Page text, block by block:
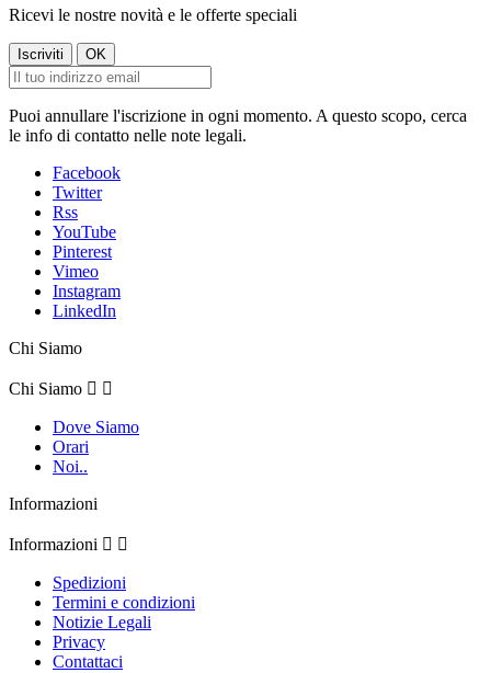
Ricevi le nostre novità e le offerte speciali
Puoi annullare l'iscrizione in ogni momento. A questo scopo, cerca
le info di contatto nelle note legali.
Facebook
Twitter
Rss
YouTube
Pinterest
Vimeo
Instagram
LinkedIn
Chi Siamo
Chi Siamo  
Dove Siamo
Orari
Noi..
Informazioni
Informazioni  
Spedizioni
Termini e condizioni
Notizie Legali
Privacy
Contattaci